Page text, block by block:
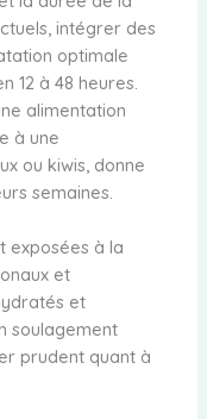
intégrer des
optimale
12 à 48 heures.
alimentation
à une
ou kiwis, donne
semaines.
exposées à la
et
et
soulagement
prudent quant à